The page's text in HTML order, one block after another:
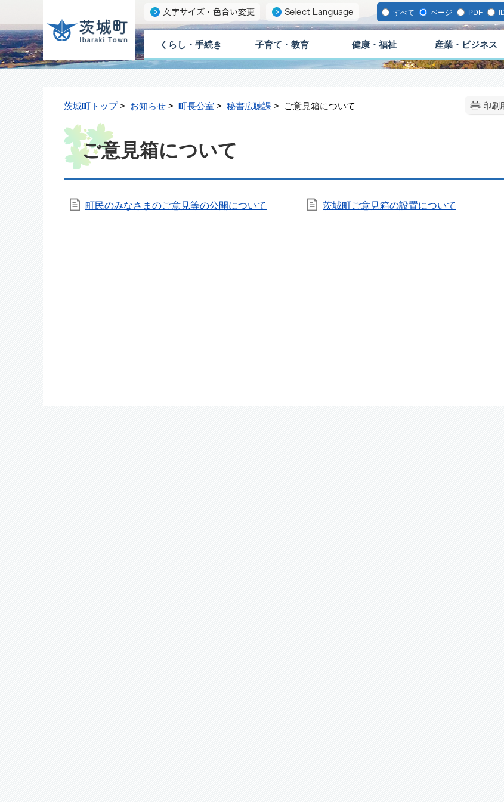
すべて ページ PDF
くらし・手続き 子育て・教育 健康・福祉 産業・ビジネス
印刷
茨城町トップ> お知らせ > 町長公室 > 秘書広聴課 > ご意見箱について
ご意見箱について
町民のみなさまのご意見等の公開について 茨城町ご意見箱の設置について